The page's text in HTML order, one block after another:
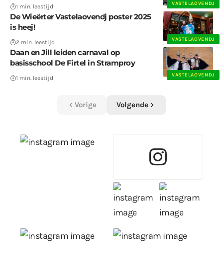
VASTELAOVENDJ
1 min. leestijd
VASTELAOVENDJ
De Wieërter Vastelaovendj poster 2025
is heej!
2 min. leestijd
VASTELAOVENDJ
Daan en Jill leiden carnaval op
basisschool De Firtel in Stramproy
1 min. leestijd
Vorige Volgende